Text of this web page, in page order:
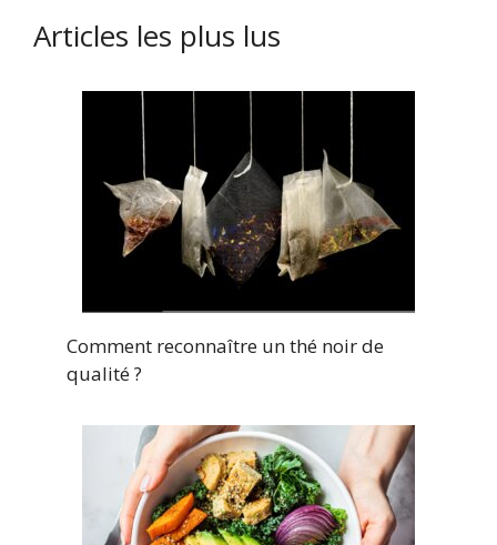
Articles les plus lus
Comment reconnaître un thé noir de
qualité ?